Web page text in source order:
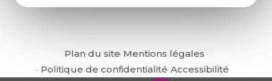
Plan du site Mentions légales
Politique de confidentialité Accessibilité